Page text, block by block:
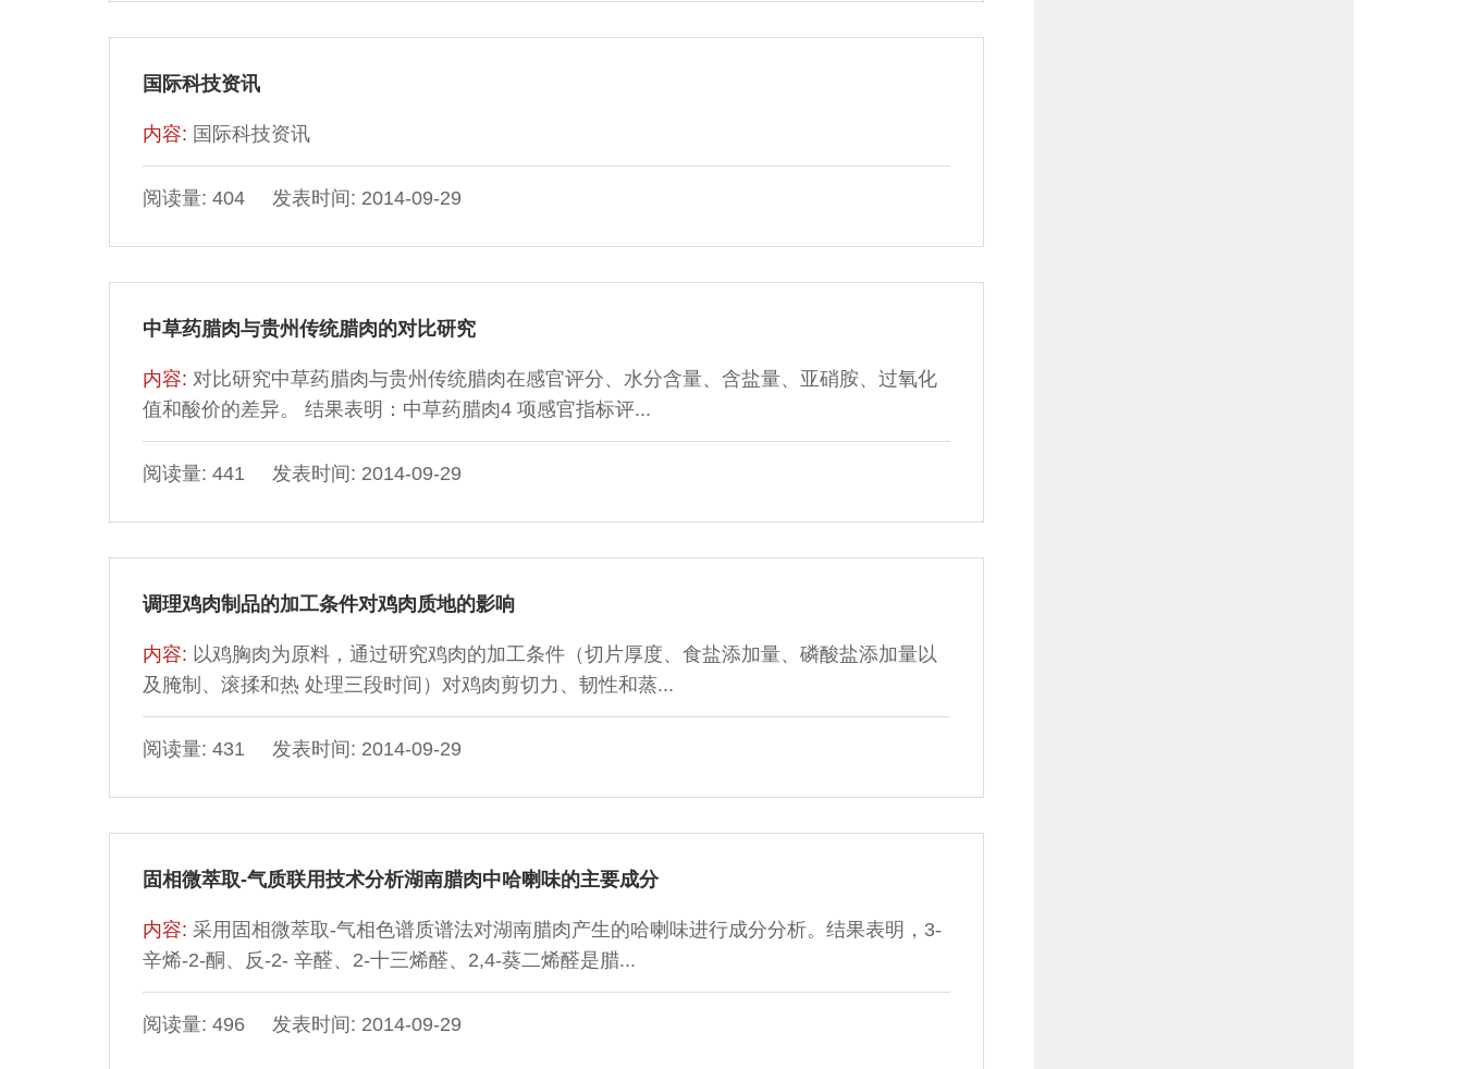
国际科技资讯
内容: 国际科技资讯
阅读量: 404 发表时间: 2014-09-29
中草药腊肉与贵州传统腊肉的对比研究
内容: 对比研究中草药腊肉与贵州传统腊肉在感官评分、水分含量、含盐量、亚硝胺、过氧化
值和酸价的差异。 结果表明：中草药腊肉4 项感官指标评...
阅读量: 441 发表时间: 2014-09-29
调理鸡肉制品的加工条件对鸡肉质地的影响
内容: 以鸡胸肉为原料，通过研究鸡肉的加工条件（切片厚度、食盐添加量、磷酸盐添加量以
及腌制、滚揉和热 处理三段时间）对鸡肉剪切力、韧性和蒸...
阅读量: 431 发表时间: 2014-09-29
固相微萃取-气质联用技术分析湖南腊肉中哈喇味的主要成分
内容: 采用固相微萃取-气相色谱质谱法对湖南腊肉产生的哈喇味进行成分分析。结果表明，3-
辛烯-2-酮、反-2- 辛醛、2-十三烯醛、2,4-葵二烯醛是腊...
阅读量: 496 发表时间: 2014-09-29